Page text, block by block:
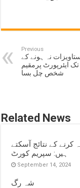
Previous
نہ ہونے کے
تک ایئرپورٹ پرمقیم
شخص چل بسا
Related News
کے نتائج آسکتے
ہیں: سپریم کورٹ
September 14, 2024
شہ رگ